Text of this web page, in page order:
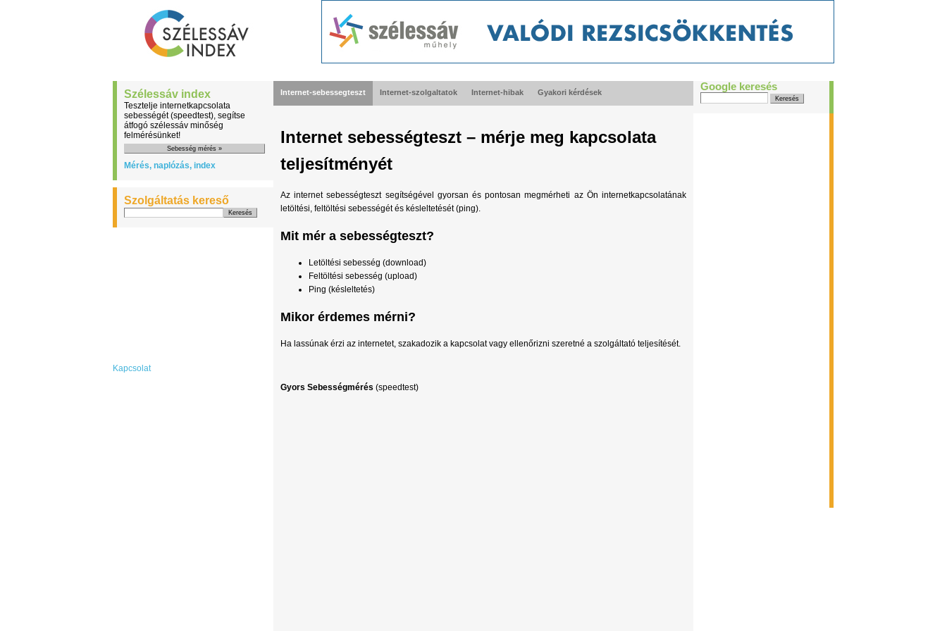
Szélessáv index
Tesztelje internetkapcsolata
sebességét (speedtest), segítse
átfogó szélessáv minőség
felmérésünket!
Mérés, naplózás, index
Szolgáltatás kereső
Kapcsolat
Internet-sebessegteszt Internet-szolgaltatok Internet-hibak Gyakori kérdések
Internet sebességteszt – mérje meg kapcsolata
teljesítményét
Az internet sebességteszt segítségével gyorsan és pontosan megmérheti az Ön internetkapcsolatának
letöltési, feltöltési sebességét és késleltetését (ping).
Mit mér a sebességteszt?
Letöltési sebesség (download)
Feltöltési sebesség (upload)
Ping (késleltetés)
Mikor érdemes mérni?
Ha lassúnak érzi az internetet, szakadozik a kapcsolat vagy ellenőrizni szeretné a szolgáltató teljesítését.
Gyors Sebességmérés (speedtest)
Google keresés